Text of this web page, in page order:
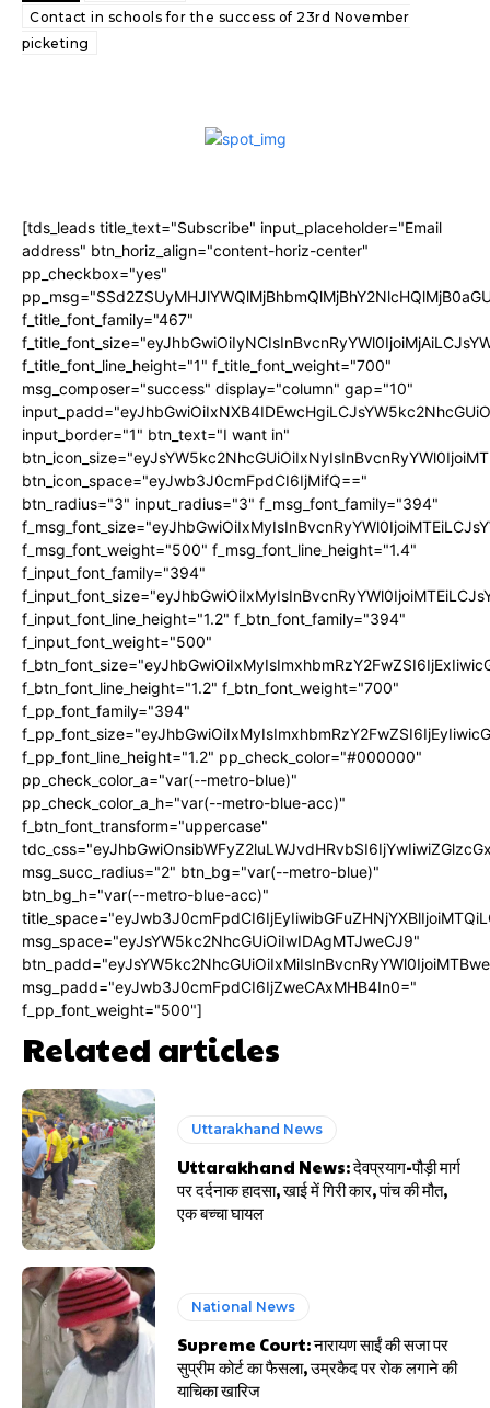
Contact in schools for the success of 23rd November
picketing
[tds_leads title_text="Subscribe" input_placeholder="Email
address" btn_horiz_align="content-horiz-center"
pp_checkbox="yes"
f_title_font_family="467"
f_title_font_line_height="1" f_title_font_weight="700"
msg_composer="success" display="column" gap="10"
input_border="1" btn_text="I want in"
btn_icon_space="eyJwb3J0cmFpdCI6IjMifQ=="
btn_radius="3" input_radius="3" f_msg_font_family="394"
f_msg_font_weight="500" f_msg_font_line_height="1.4"
f_input_font_family="394"
f_input_font_line_height="1.2" f_btn_font_family="394"
f_input_font_weight="500"
f_btn_font_line_height="1.2" f_btn_font_weight="700"
f_pp_font_family="394"
f_pp_font_line_height="1.2" pp_check_color="#000000"
pp_check_color_a="var(--metro-blue)"
pp_check_color_a_h="var(--metro-blue-acc)"
f_btn_font_transform="uppercase"
msg_succ_radius="2" btn_bg="var(--metro-blue)"
btn_bg_h="var(--metro-blue-acc)"
msg_space="eyJsYW5kc2NhcGUiOiIwIDAgMTJweCJ9"
msg_padd="eyJwb3J0cmFpdCI6IjZweCAxMHB4In0="
f_pp_font_weight="500"]
Related articles
Uttarakhand News
Uttarakhand News: देवप्रयाग-पौड़ी मार्ग
पर दर्दनाक हादसा, खाई में गिरी कार, पांच की मौत,
एक बच्चा घायल
National News
Supreme Court: नारायण साईं की सजा पर
सुप्रीम कोर्ट का फैसला, उम्रकैद पर रोक लगाने की
याचिका खारिज